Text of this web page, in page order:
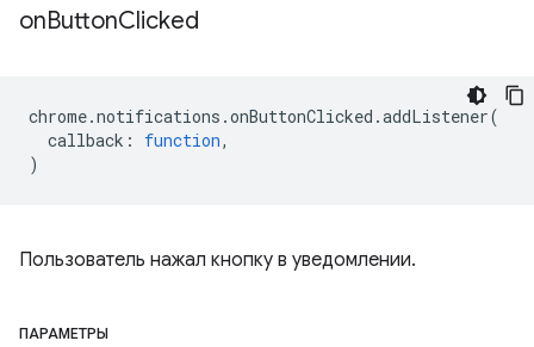
onButtonClicked
chrome.notifications .onButtonClicked .addListener(
callback : function,
)
Пользователь нажал кнопку в уведомлении.
ПАРАМЕТРЫ